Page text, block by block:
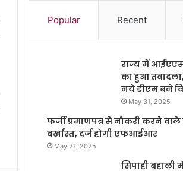
Popular Recent
राज्य में आईएएस
का हुआ
नये डीएम बने
May 31, 2025
फर्जी प्रमाणपत्र से नौकरी करने वाले
बर्खास्त, दर्ज होगी एफआईआर
May 21, 2025
सिपाही बहाली